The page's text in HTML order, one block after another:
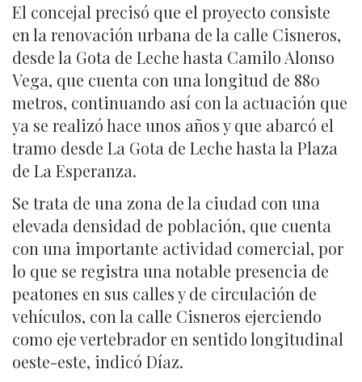
El concejal precisó que el proyecto consiste
en la renovación urbana de la calle Cisneros,
desde la Gota de Leche hasta Camilo Alonso
Vega, que cuenta con una longitud de 880
metros, continuando así con la actuación que
ya se realizó hace unos años y que abarcó el
tramo desde La Gota de Leche hasta la Plaza
de La Esperanza.
Se trata de una zona de la ciudad con una
elevada densidad de población, que cuenta
con una importante actividad comercial, por
lo que se registra una notable presencia de
peatones en sus calles y de circulación de
vehículos, con la calle Cisneros ejerciendo
como eje vertebrador en sentido longitudinal
oeste-este, indicó Díaz.